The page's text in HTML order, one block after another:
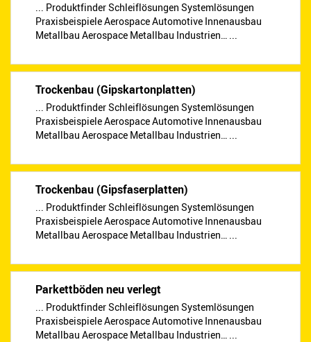
... Produktfinder Schleiflösungen Systemlösungen
Praxisbeispiele Aerospace Automotive Innenausbau
Metallbau Aerospace Metallbau Industrien… ...
Trockenbau (Gipskartonplatten)
... Produktfinder Schleiflösungen Systemlösungen
Praxisbeispiele Aerospace Automotive Innenausbau
Metallbau Aerospace Metallbau Industrien… ...
Trockenbau (Gipsfaserplatten)
... Produktfinder Schleiflösungen Systemlösungen
Praxisbeispiele Aerospace Automotive Innenausbau
Metallbau Aerospace Metallbau Industrien… ...
Parkettböden neu verlegt
... Produktfinder Schleiflösungen Systemlösungen
Praxisbeispiele Aerospace Automotive Innenausbau
Metallbau Aerospace Metallbau Industrien… ...